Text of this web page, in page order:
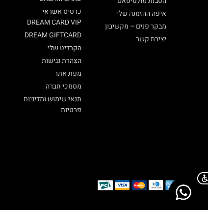
כרטיס אשראי
DREAM CARD VIP
DREAM GIFTCARD
הקרדיט שלי
הצהרת נגישות
מפת אתר
מסמכי חברה
תנאי שימוש ומדיניות
פרטיות
איפה ההזמנה שלי
מבקר פנים – מקשיבון
יצירת קשר
Chat on WhatsApp